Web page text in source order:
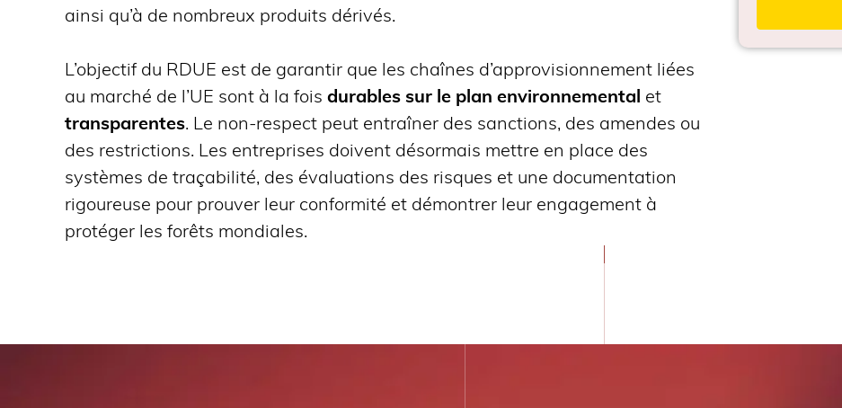
ainsi qu’à de nombreux produits dérivés.
L’objectif du RDUE est de garantir que les chaînes d’approvisionnement liées
au marché de l’UE sont à la fois durables sur le plan environnemental et
transparentes. Le non-respect peut entraîner des sanctions, des amendes ou
des restrictions. Les entreprises doivent désormais mettre en place des
systèmes de traçabilité, des évaluations des risques et une documentation
rigoureuse pour prouver leur conformité et démontrer leur engagement à
protéger les forêts mondiales.